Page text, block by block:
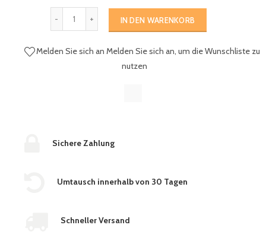
IN DEN WARENKORB
Melden Sie sich an Melden Sie sich an, um die Wunschliste zu
nutzen
Sichere Zahlung
Umtausch innerhalb von 30 Tagen
Schneller Versand